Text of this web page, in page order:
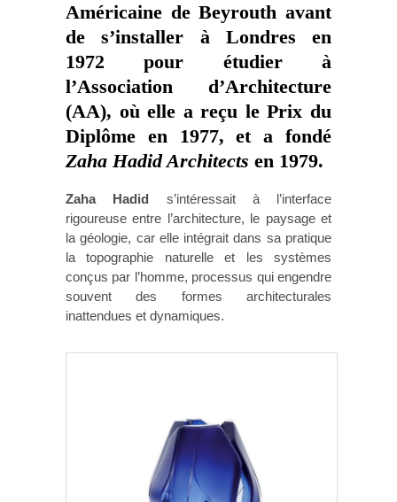
Américaine de Beyrouth avant
de s’installer à Londres en
1972 pour étudier à
l’Association d’Architecture
(AA), où elle a reçu le Prix du
Diplôme en 1977, et a fondé
Zaha Hadid Architects en 1979.
Zaha Hadid s’intéressait à l’interface
rigoureuse entre l’architecture, le paysage et
la géologie, car elle intégrait dans sa pratique
la topographie naturelle et les systèmes
conçus par l’homme, processus qui engendre
souvent des formes architecturales
inattendues et dynamiques.